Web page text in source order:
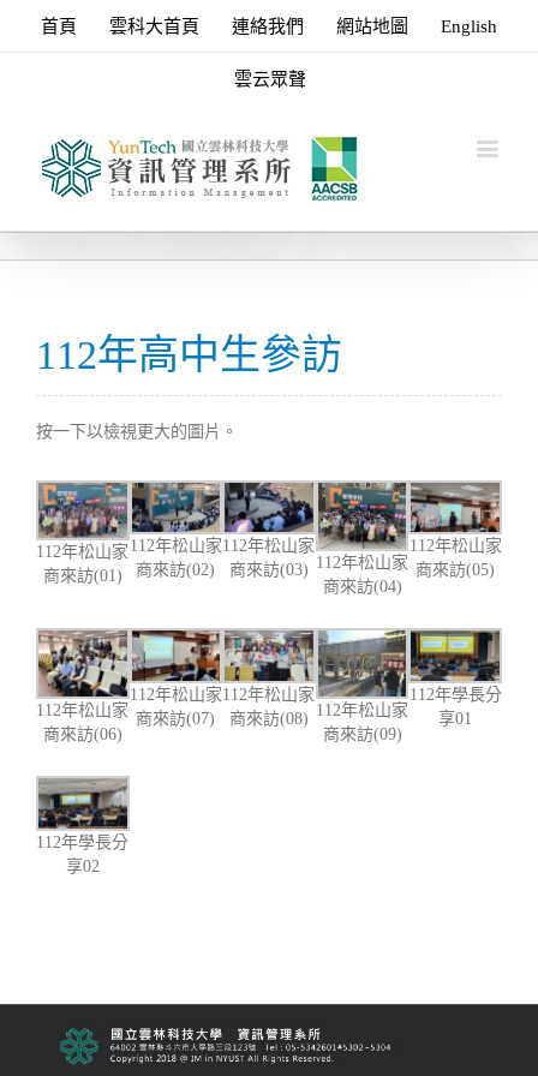
首頁 雲科大首頁 連絡我們 網站地圖 English
雲云眾聲
112年高中生參訪
按一下以檢視更大的圖片。
112年松山家
商來訪(01)
112年松山家
商來訪(02)
112年松山家
商來訪(03) 112年松山家
商來訪(04)
112年松山家
商來訪(05)
112年松山家
商來訪(06)
112年松山家
商來訪(07)
112年松山家
商來訪(08) 112年松山家
商來訪(09)
112年學長分
享01
112年學長分
享02